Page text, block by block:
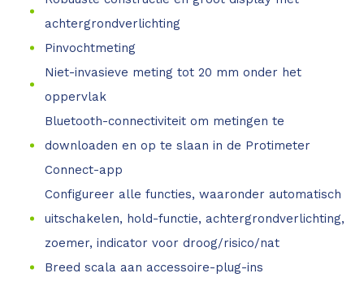
achtergrondverlichting
Pinvochtmeting
Niet-invasieve meting tot 20 mm onder het
oppervlak
Bluetooth-connectiviteit om metingen te
downloaden en op te slaan in de Protimeter
Connect-app
Configureer alle functies, waaronder automatisch
uitschakelen, hold-functie, achtergrondverlichting,
zoemer, indicator voor droog/risico/nat
Breed scala aan accessoire-plug-ins